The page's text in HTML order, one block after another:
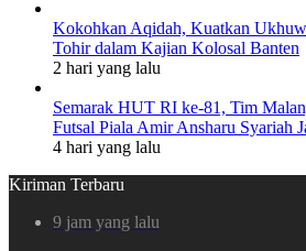
Kokohkan Aqidah, Kuatkan
Tohir dalam Kajian Kolosal Banten
2 hari yang lalu
Semarak HUT RI ke-81, Tim
Futsal Piala Amir Ansharu Syariah
4 hari yang lalu
Kiriman Terbaru
9 jam yang lalu